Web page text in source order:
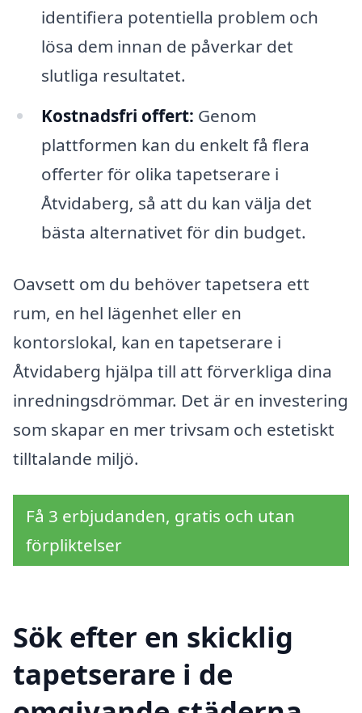
identifiera potentiella problem och
lösa dem innan de påverkar det
slutliga resultatet.
Kostnadsfri offert: Genom
plattformen kan du enkelt få flera
offerter för olika tapetserare i
Åtvidaberg, så att du kan välja det
bästa alternativet för din budget.
Oavsett om du behöver tapetsera ett
rum, en hel lägenhet eller en
kontorslokal, kan en tapetserare i
Åtvidaberg hjälpa till att förverkliga dina
inredningsdrömmar. Det är en investering
som skapar en mer trivsam och estetiskt
tilltalande miljö.
Få 3 erbjudanden, gratis och utan
förpliktelser
Sök efter en skicklig
tapetserare i de